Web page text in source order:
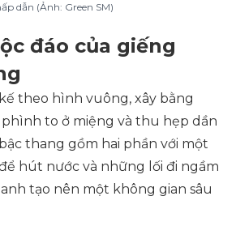
dẫn (Ảnh: Green SM)
đáo của giếng
theo hình vuông, xây bằng
to ở miệng và thu hẹp dần
thang gồm hai phần với một
hút nước và những lối đi ngầm
tạo nên một không gian sâu